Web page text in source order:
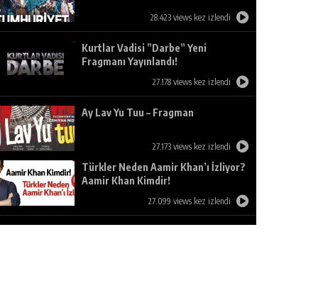
28.423 views kez izlendi
Kurtlar Vadisi ”Darbe” Yeni
Fragmanı Yayınlandı!
27.178 views kez izlendi
Ay Lav Yu Tuu – Fragman
27.173 views kez izlendi
Türkler Neden Aamir Khan’ı İzliyor?
Aamir Khan Kimdir!
27.099 views kez izlendi